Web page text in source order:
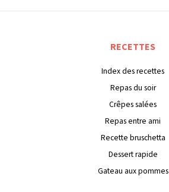
RECETTES
Index des recettes
Repas du soir
Crêpes salées
Repas entre ami
Recette bruschetta
Dessert rapide
Gateau aux pommes